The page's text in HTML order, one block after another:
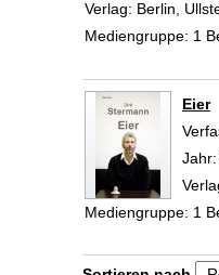
Verlag: Berlin,
Mediengruppe: 1
Eier
Jahr:
Mediengruppe: 1
Zu den Suchfiltern